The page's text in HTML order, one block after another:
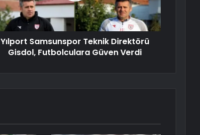
Yılport Samsunspor Teknik Direktörü
Gisdol, Futbolculara Güven Verdi